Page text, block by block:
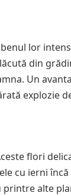
lor
din
Un
explozie
flori
cu ierni
alte